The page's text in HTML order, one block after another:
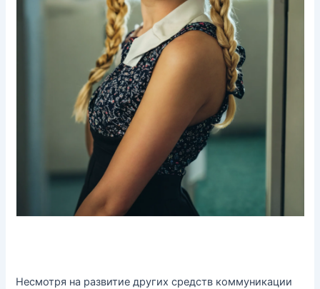
Несмотря на развитие других средств коммуникации